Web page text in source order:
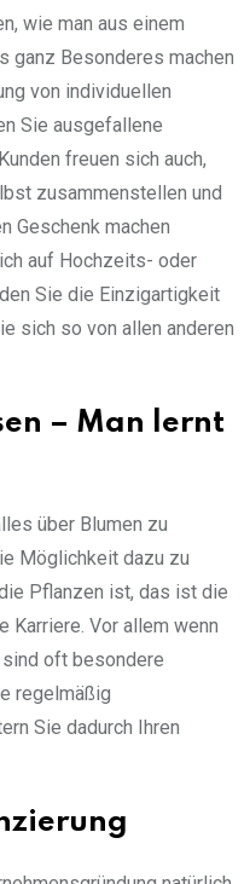
wie man aus einem
ganz Besonderes machen
von individuellen
Sie ausgefallene
freuen sich auch,
zusammenstellen und
Geschenk machen
auf Hochzeits- oder
Sie die Einzigartigkeit
sich so von allen anderen
– Man lernt
über Blumen zu
Möglichkeit dazu zu
Pflanzen ist, das ist die
Karriere. Vor allem wenn
oft besondere
regelmäßig
Sie dadurch Ihren